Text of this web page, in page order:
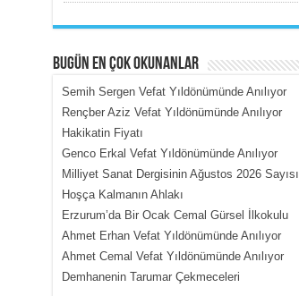
MEHMET ÇOBAN
İçerdeki Put Dışardaki Maskeler...
BUGÜN EN ÇOK OKUNANLAR
Semih Sergen Vefat Yıldönümünde Anılıyor
Rençber Aziz Vefat Yıldönümünde Anılıyor
Hakikatin Fiyatı
Genco Erkal Vefat Yıldönümünde Anılıyor
Milliyet Sanat Dergisinin Ağustos 2026 Sayısı
Hoşça Kalmanın Ahlakı
Erzurum’da Bir Ocak Cemal Gürsel İlkokulu
Ahmet Erhan Vefat Yıldönümünde Anılıyor
Ahmet Cemal Vefat Yıldönümünde Anılıyor
Demhanenin Tarumar Çekmeceleri